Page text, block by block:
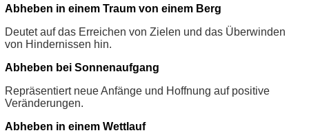
Abheben in einem Traum von einem Berg
Deutet auf das Erreichen von Zielen und das Überwinden
von Hindernissen hin.
Abheben bei Sonnenaufgang
Repräsentiert neue Anfänge und Hoffnung auf positive
Veränderungen.
Abheben in einem Wettlauf